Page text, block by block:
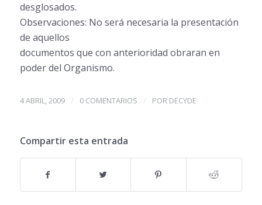
desglosados.
Observaciones: No será necesaria la presentación
de aquellos
documentos que con anterioridad obraran en
poder del Organismo.
4 ABRIL, 2009 / 0 COMENTARIOS / POR DECYDE
Compartir esta entrada